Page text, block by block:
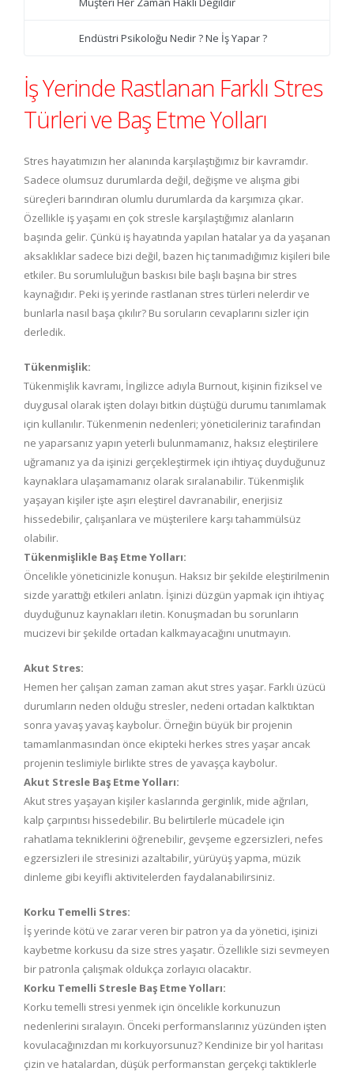
Endüstri Psikoloğu Nedir ? Ne İş Yapar ?
İş Yerinde Rastlanan Farklı Stres
Türleri ve Baş Etme Yolları
Stres hayatımızın her alanında karşılaştığımız bir kavramdır.
Sadece olumsuz durumlarda değil, değişme ve alışma gibi
süreçleri barındıran olumlu durumlarda da karşımıza çıkar.
Özellikle iş yaşamı en çok stresle karşılaştığımız alanların
başında gelir. Çünkü iş hayatında yapılan hatalar ya da yaşanan
aksaklıklar sadece bizi değil, bazen hiç tanımadığımız kişileri bile
etkiler. Bu sorumluluğun baskısı bile başlı başına bir stres
kaynağıdır. Peki iş yerinde rastlanan stres türleri nelerdir ve
bunlarla nasıl başa çıkılır? Bu soruların cevaplarını sizler için
derledik.
Tükenmişlik:
Tükenmişlik kavramı, İngilizce adıyla Burnout, kişinin fiziksel ve
duygusal olarak işten dolayı bitkin düştüğü durumu tanımlamak
için kullanılır. Tükenmenin nedenleri; yöneticileriniz tarafından
ne yaparsanız yapın yeterli bulunmamanız, haksız eleştirilere
uğramanız ya da işinizi gerçekleştirmek için ihtiyaç duyduğunuz
kaynaklara ulaşamamanız olarak sıralanabilir. Tükenmişlik
yaşayan kişiler işte aşırı eleştirel davranabilir, enerjisiz
hissedebilir, çalışanlara ve müşterilere karşı tahammülsüz
olabilir.
Tükenmişlikle Baş Etme Yolları:
Öncelikle yöneticinizle konuşun. Haksız bir şekilde eleştirilmenin
sizde yarattığı etkileri anlatın. İşinizi düzgün yapmak için ihtiyaç
duyduğunuz kaynakları iletin. Konuşmadan bu sorunların
mucizevi bir şekilde ortadan kalkmayacağını unutmayın.
Akut Stres:
Hemen her çalışan zaman zaman akut stres yaşar. Farklı üzücü
durumların neden olduğu stresler, nedeni ortadan kalktıktan
sonra yavaş yavaş kaybolur. Örneğin büyük bir projenin
tamamlanmasından önce ekipteki herkes stres yaşar ancak
projenin teslimiyle birlikte stres de yavaşça kaybolur.
Akut Stresle Baş Etme Yolları:
Akut stres yaşayan kişiler kaslarında gerginlik, mide ağrıları,
kalp çarpıntısı hissedebilir. Bu belirtilerle mücadele için
rahatlama tekniklerini öğrenebilir, gevşeme egzersizleri, nefes
egzersizleri ile stresinizi azaltabilir, yürüyüş yapma, müzik
dinleme gibi keyifli aktivitelerden faydalanabilirsiniz.
Korku Temelli Stres:
İş yerinde kötü ve zarar veren bir patron ya da yönetici, işinizi
kaybetme korkusu da size stres yaşatır. Özellikle sizi sevmeyen
bir patronla çalışmak oldukça zorlayıcı olacaktır.
Korku Temelli Stresle Baş Etme Yolları:
Korku temelli stresi yenmek için öncelikle korkunuzun
nedenlerini sıralayın. Önceki performanslarınız yüzünden işten
kovulacağınızdan mı korkuyorsunuz? Kendinize bir yol haritası
çizin ve hatalardan, düşük performanstan gerçekçi taktiklerle